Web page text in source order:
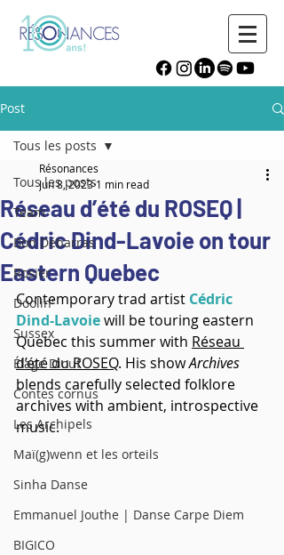
Post
Tous les posts
Team
Bon Débarras
Rosier
Doolin'
Sussex
Élage Diouf
Contes cornus
Les Archipels
Maï(g)wenn et les orteils
Sinha Danse
Emmanuel Jouthe | Danse Carpe Diem
BIGICO
Tous les posts
Réseau d’été du ROSEQ |
Cédric Dind-Lavoie on tour
Eastern Quebec
Résonances
Jun 8, 2023 1 min read
Contemporary trad artist Cédric
Dind-Lavoie will be touring eastern
Quebec this summer with Réseau
d’été du ROSEQ. His show Archives
blends carefully selected folklore
archives with ambient, introspective
music.